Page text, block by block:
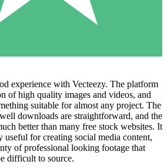
experience with Vecteezy. The platform
of high quality images and videos, and
suitable for almost any project. The
downloads are straightforward, and the
better than many free stock websites. It
useful for creating social media content,
of professional looking footage that
difficult to source.